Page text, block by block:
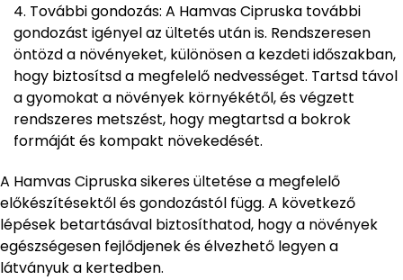
További gondozás: A Hamvas Cipruska további
gondozást igényel az ültetés után is. Rendszeresen
öntözd a növényeket, különösen a kezdeti időszakban,
hogy biztosítsd a megfelelő nedvességet. Tartsd távol
a gyomokat a növények környékétől, és végzett
rendszeres metszést, hogy megtartsd a bokrok
formáját és kompakt növekedését.
A Hamvas Cipruska sikeres ültetése a megfelelő
előkészítésektől és gondozástól függ. A következő
lépések betartásával biztosíthatod, hogy a növények
egészségesen fejlődjenek és élvezhető legyen a
látványuk a kertedben.